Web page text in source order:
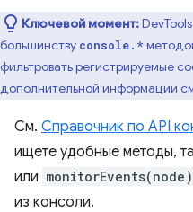
Ключевой момент:
большинству console.*
фильтровать регистрируемые
дополнительной информации
См. Справочник по API
ищете удобные методы,
или monitorEvents(node)
из консоли.